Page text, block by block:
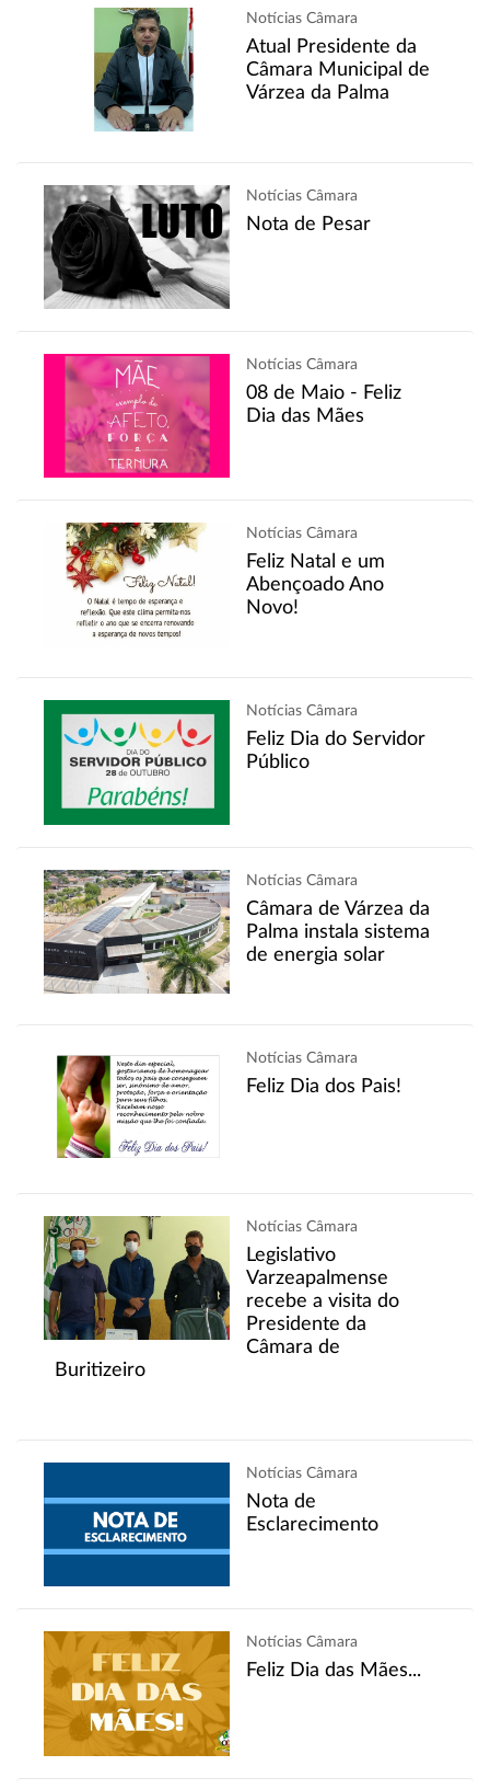
Notícias Câmara
Atual Presidente da
Câmara Municipal de
Várzea da Palma
Notícias Câmara
Nota de Pesar
Notícias Câmara
08 de Maio - Feliz
Dia das Mães
Notícias Câmara
Feliz Natal e um
Abençoado Ano
Novo!
Notícias Câmara
Feliz Dia do Servidor
Público
Notícias Câmara
Câmara de Várzea da
Palma instala sistema
de energia solar
Notícias Câmara
Feliz Dia dos Pais!
Notícias Câmara
Legislativo
Varzeapalmense
recebe a visita do
Presidente da
Câmara de
Buritizeiro
Notícias Câmara
Nota de
Esclarecimento
Notícias Câmara
Feliz Dia das Mães...